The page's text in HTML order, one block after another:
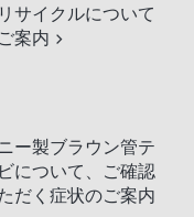
サイクルについて
案内
ー製ブラウン管テ
について、ご確認
だく症状のご案内